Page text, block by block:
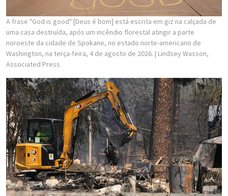
A frase "God is good" [Deus é bom] está escrita em giz na calçada de
uma casa destruída, após um incêndio florestal atingir a parte
noroeste da cidade de Spokane, no estado norte-americano de
Washington, na terça-feira, 4 de agosto de 2026. | Lindsey Wasson,
Associated Press